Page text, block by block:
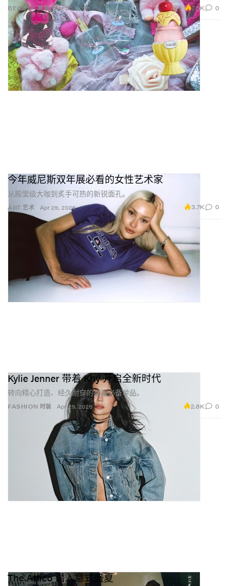
BEAUTY 美丽 Apr 30, 2026 7.0K 0
ART 艺术
今年威尼斯双年展必看的女性艺术家
从殿堂级大咖到炙手可热的新锐面孔。
Apr 29, 2026 3.7K 0
FASHION 时装
Kylie Jenner 带着 Khy 开启全新时代
转向精心打造、经久耐穿的衣橱必备单品。
Apr 29, 2026 2.8K 0
The Attico 潜入意式盛夏